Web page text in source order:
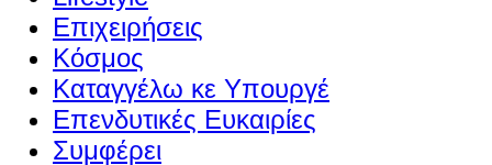
Επιχειρήσεις
Κόσμος
Καταγγέλω κε Υπουργέ
Επενδυτικές Ευκαιρίες
Συμφέρει